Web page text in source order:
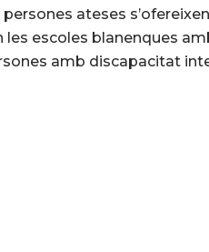
ateses
escoles blanenques
amb discapacitat